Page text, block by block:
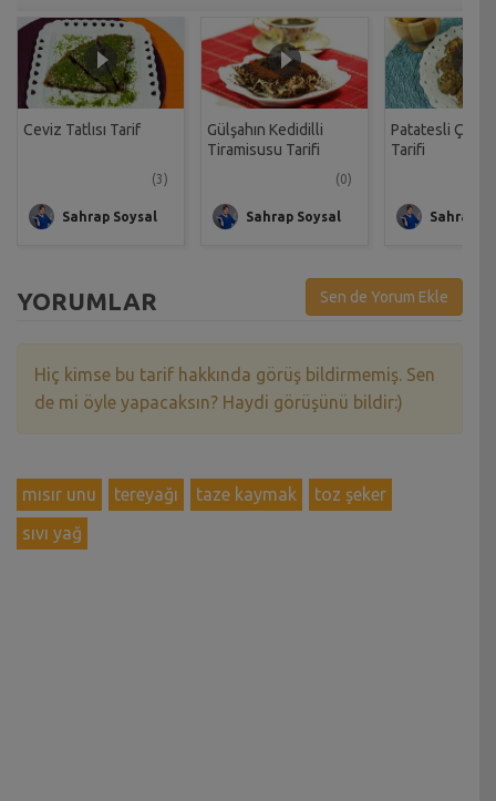
Ceviz Tatlısı Tarif
(3)
Sahrap Soysal
Gülşahın Kedidilli
Tiramisusu Tarifi
(0)
Sahrap Soysal
Patatesli Çıtır
Tarifi
Sahrap
YORUMLAR Sen de Yorum Ekle
Hiç kimse bu tarif hakkında görüş bildirmemiş. Sen
de mi öyle yapacaksın? Haydi görüşünü bildir:)
mısır unu tereyağı taze kaymak
toz şeker
sıvı yağ